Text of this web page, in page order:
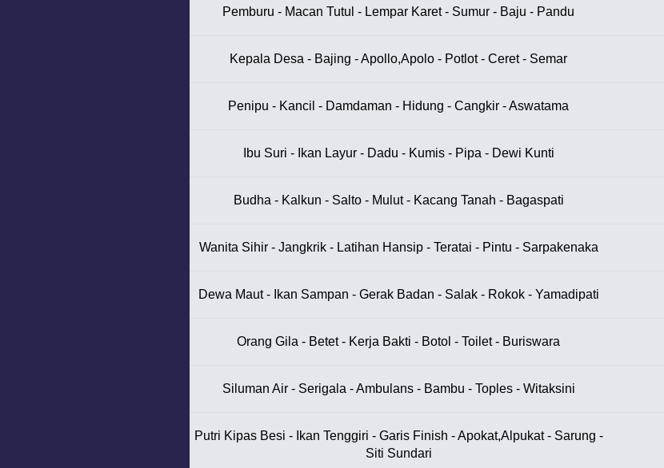
Pemburu - Macan Tutul - Lempar Karet - Sumur - Baju - Pandu
Kepala Desa - Bajing - Apollo,Apolo - Potlot - Ceret - Semar
Penipu - Kancil - Damdaman - Hidung - Cangkir - Aswatama
Ibu Suri - Ikan Layur - Dadu - Kumis - Pipa - Dewi Kunti
Budha - Kalkun - Salto - Mulut - Kacang Tanah - Bagaspati
Wanita Sihir - Jangkrik - Latihan Hansip - Teratai - Pintu - Sarpakenaka
Dewa Maut - Ikan Sampan - Gerak Badan - Salak - Rokok - Yamadipati
Orang Gila - Betet - Kerja Bakti - Botol - Toilet - Buriswara
Siluman Air - Serigala - Ambulans - Bambu - Toples - Witaksini
Putri Kipas Besi - Ikan Tenggiri - Garis Finish - Apokat,Alpukat - Sarung -
Siti Sundari